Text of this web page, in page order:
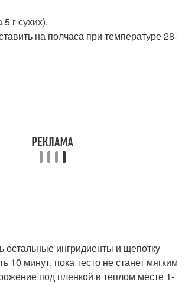
г сухих).
на полчаса при температуре 28-
остальные ингридиенты и щепотку
10 минут, пока тесто не станет мягким
под пленкой в теплом месте 1-